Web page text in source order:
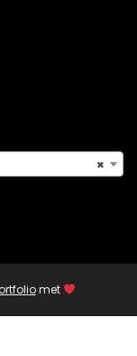
×
met